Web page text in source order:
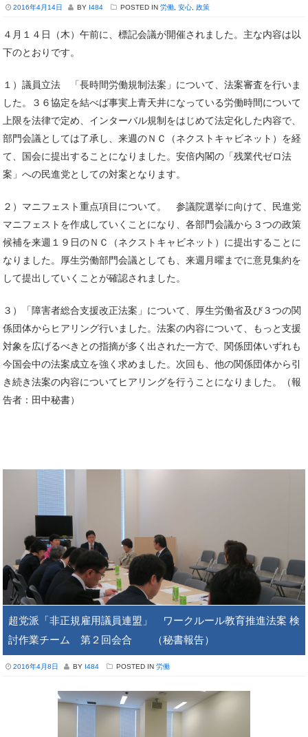
2016年4月14日 BY I484 POSTED IN 労働 安心 政策
４月１４日（木）午前に、標記会議が開催されました。主な内容は以
下のとおりです。
１）議員立法 「長時間労働規制法案」について、法案審査を行いま
した。３６協定を結べば事実上青天井になっている労働時間について
上限を法律で定め、インターバル規制をはじめて法定化した内容で、
部門会議としては了承し、来週のＮＣ（ネクストキャビネット）を経
て、国会に提出することになりました。安倍内閣の「残業代ゼロ法
案」への民進党としての対案となります。
２）マニフェスト重点項目について。 参議院選挙に向けて、民進党
マニフェストを作成していくことになり、各部門会議から３つの政策
候補を来週１９日のＮＣ（ネクストキャビネット）に提出することに
なりました。厚生労働部門会議としても、来週月曜までに意見集約を
して提出していくことが確認されました。
３）「障害者総合支援改正法案」について、厚生労働省及び３つの関
係団体からヒアリング行いました。法案の内容について、もっと支援
対象を広げるべきとの指摘が多く出された一方で、関係団体いずれも
今国会中の法案成立を強く求めました。次回も、他の関係団体から引
き続き法案の内容についてヒアリングを行うことになりました。（報
告者：田中秘書）
超党派「非正規雇用議員連盟」 ワークルール教育推進法案 検
討作業チーム 第２回会合 （秘書報告）
2016年4月8日 BY I484 POSTED IN 労働